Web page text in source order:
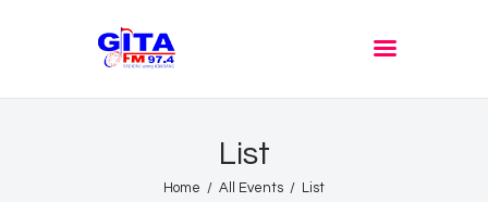
List
Home All Events List
GITA FM JOMBANG